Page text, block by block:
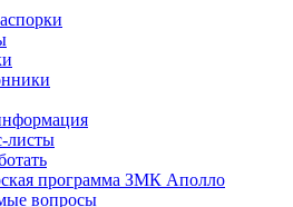
программа ЗМК Аполло
вопросы